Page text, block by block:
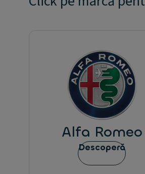
Alfa Romeo
Descoperă